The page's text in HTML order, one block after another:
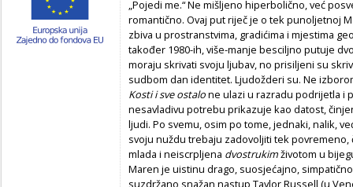
„Pojedi me.“ Ne mišljeno hiperbolično, već
romantično. Ovaj put riječ je o tek punoljetnoj
zbiva u prostranstvima, gradićima i mjestima
također 1980-ih, više-manje besciljno putuje
moraju skrivati svoju ljubav, no prisiljeni su
sudbom dan identitet. Ljudožderi su. Ne
Kosti i sve ostalone ulazi u razradu podrijetla i
nesavladivu potrebu prikazuje kao datost,
ljudi. Po svemu, osim po tome, jednaki, nalik,
svoju nuždu trebaju zadovoljiti tek povremeno,
mlada i neiscrpljena dvostrukimživotom u
Maren je uistinu drago, suosjećajno,
suzdržano snažan nastup Taylor Russell (u